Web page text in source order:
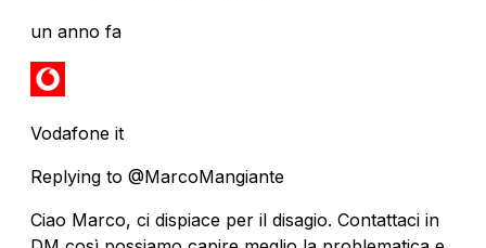
un anno fa
Vodafone it
Replying to @MarcoMangiante
Ciao Marco, ci dispiace per il disagio. Contattaci in